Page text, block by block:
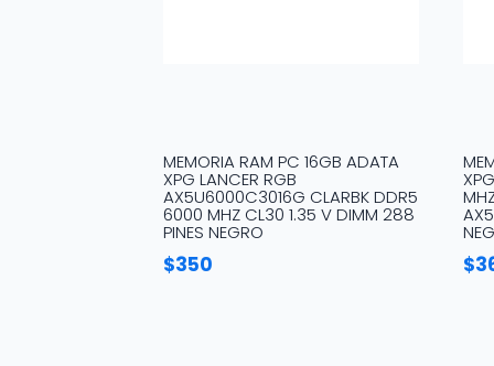
MEMORIA RAM PC 16GB ADATA
XPG LANCER RGB
AX5U6000C3016G CLARBK DDR5
6000 MHZ CL30 1.35 V DIMM 288
PINES NEGRO
$350 $